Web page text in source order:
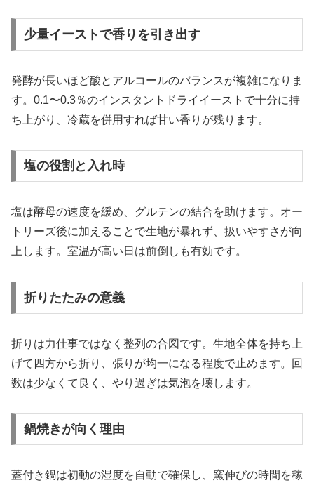
少量イーストで香りを引き出す
発酵が長いほど酸とアルコールのバランスが複雑になりま
す。0.1〜0.3％のインスタントドライイーストで十分に持
ち上がり、冷蔵を併用すれば甘い香りが残ります。
塩の役割と入れ時
塩は酵母の速度を緩め、グルテンの結合を助けます。オー
トリーズ後に加えることで生地が暴れず、扱いやすさが向
上します。室温が高い日は前倒しも有効です。
折りたたみの意義
折りは力仕事ではなく整列の合図です。生地全体を持ち上
げて四方から折り、張りが均一になる程度で止めます。回
数は少なくて良く、やり過ぎは気泡を壊します。
鍋焼きが向く理由
蓋付き鍋は初動の湿度を自動で確保し、窯伸びの時間を稼